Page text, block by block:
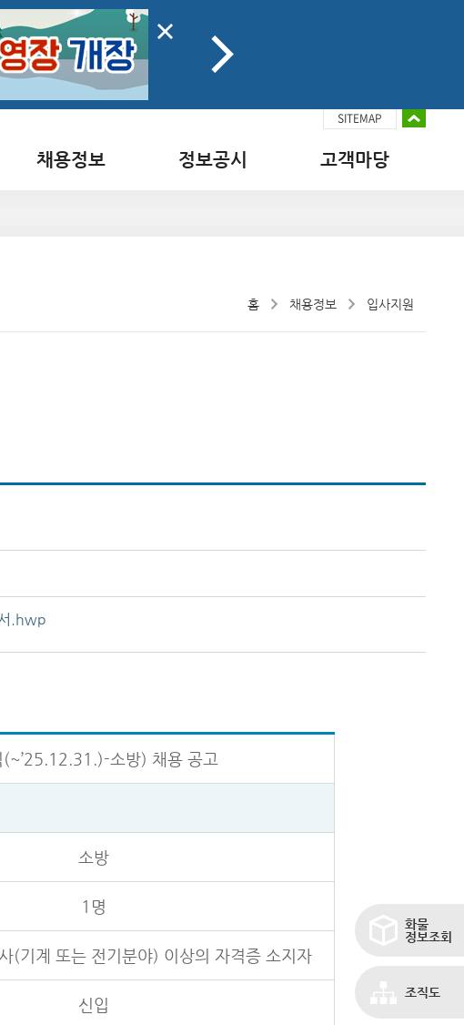
SITEMAP
채용정보 정보공시 고객마당
홈 채용정보 입사지원
.hwp
소방) 채용 공고
소방
1명
(기계 또는 전기분야) 이상의 자격증 소지자
신입
화물
정보조회
조직도